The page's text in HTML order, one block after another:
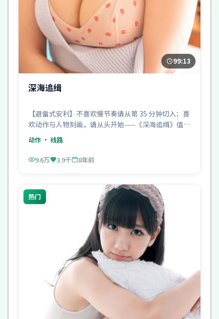
99:13
深海追缉
【避雷式安利】不喜欢慢节奏请从第 35 分钟切入；喜
欢动作与人物刻画，请从头开始——《深海追缉》值
得。
动作 · 线路
9.6万 3.9千 8年前
热门